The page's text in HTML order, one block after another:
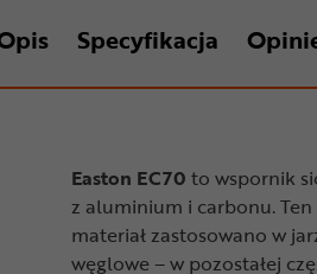
Specyfikacja
Easton EC70 to wspornik
z aluminium i carbonu. Ten
materiał zastosowano w
węglowe – w pozostałej